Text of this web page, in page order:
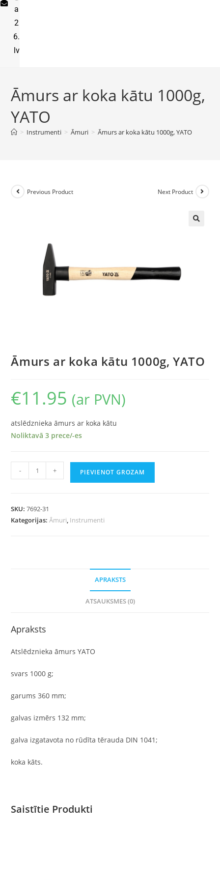
a
2
6.
lv
Āmurs ar koka kātu 1000g,
YATO
> Instrumenti > Āmuri > Āmurs ar koka kātu 1000g, YATO
Previous Product Next Product
Āmurs ar koka kātu 1000g, YATO
€11.95 (ar PVN)
atslēdznieka āmurs ar koka kātu
Noliktavā 3 prece/-es
- + PIEVIENOT GROZAM
SKU:7692-31
Kategorijas:Āmuri, Instrumenti
APRAKSTS
ATSAUKSMES (0)
Apraksts
Atslēdznieka āmurs YATO
svars 1000 g;
garums 360 mm;
galvas izmērs 132 mm;
galva izgatavota no rūdīta tērauda DIN 1041;
koka kāts.
Saistītie Produkti